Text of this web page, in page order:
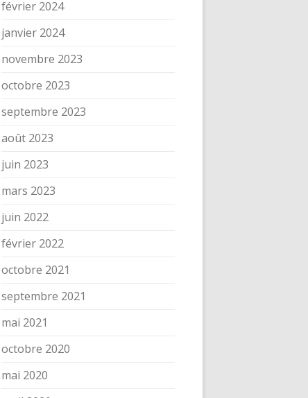
février 2024
janvier 2024
novembre 2023
octobre 2023
septembre 2023
août 2023
juin 2023
mars 2023
juin 2022
février 2022
octobre 2021
septembre 2021
mai 2021
octobre 2020
mai 2020